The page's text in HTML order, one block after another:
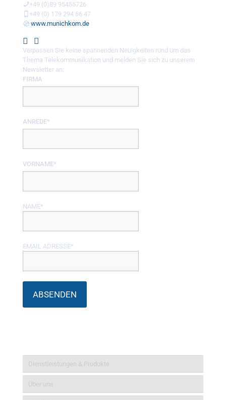
+49 (0)89 95455726
+49 (0) 179 294 66 47
www.munichkom.de
Verpassen Sie keine spannenden Neuigkeiten rund um das
Thema Telekommunikation und melden Sie sich zu unserem
Newsletter an:
FIRMA
ANREDE*
VORNAME*
NAME*
EMAIL ADRESSE*
Dienstleistungen & Produkte
Über uns